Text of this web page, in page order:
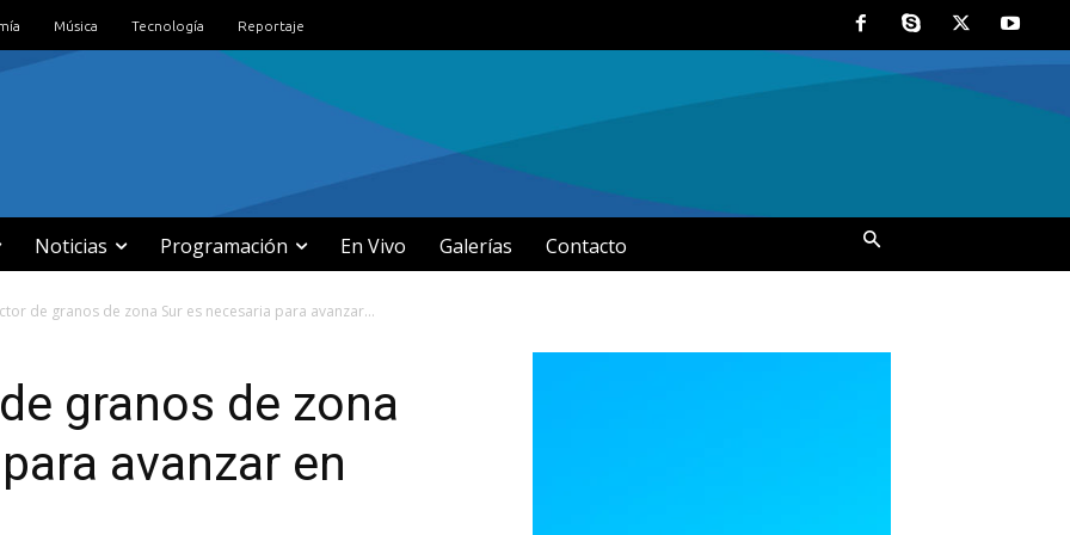
Música Tecnología Reportaje
Noticias Programación En Vivo Galerías Contacto
de granos de zona Sur es necesaria para avanzar...
granos de zona
avanzar en